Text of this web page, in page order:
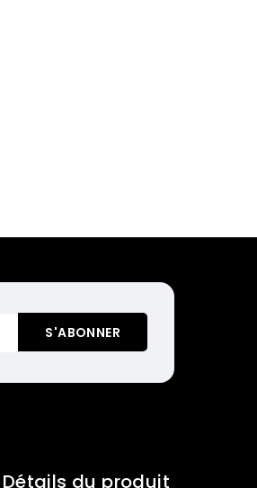
Détails du produit